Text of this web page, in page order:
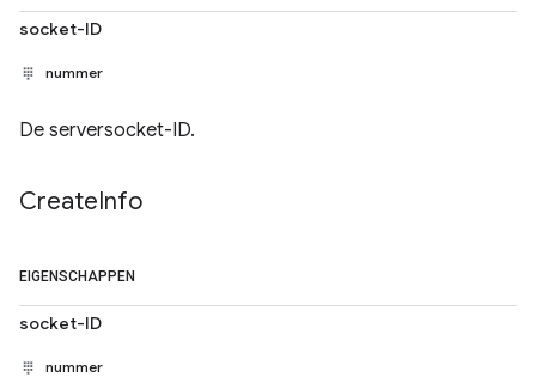
socket-ID
nummer
De serversocket-ID.
CreateInfo
EIGENSCHAPPEN
socket-ID
nummer